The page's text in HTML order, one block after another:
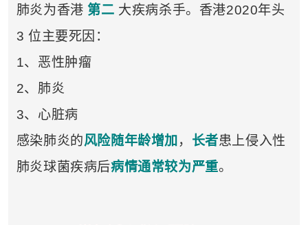
肺炎为香港第二 大疾病杀手。香港2020年头
3 位主要死因：
1、恶性肿瘤
2、肺炎
3、心脏病
感染肺炎的风险随年龄增加 ， 长者患上侵入性
肺炎球菌疾病后病情通常较为严重。